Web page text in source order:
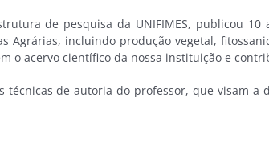
de pesquisa da UNIFIMES, publicou
Agrárias, incluindo produção vegetal,
o acervo científico da nossa instituição e
de autoria do professor, que visam